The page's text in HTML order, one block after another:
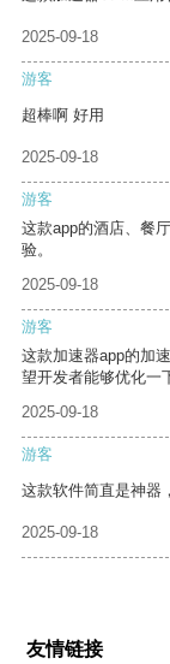
2025-09-18
游客
超棒啊 好用
2025-09-18
游客
这款app的酒店、餐
验。
2025-09-18
游客
这款加速器app的加
望开发者能够优化一
2025-09-18
游客
这款软件简直是神器
2025-09-18
友情链接